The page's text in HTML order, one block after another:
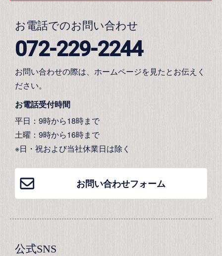
お電話でのお問い合わせ
072-229-2244
お問い合わせの際は、ホームページを見たとお伝えく
ださい。
お電話受付時間
平日：9時から18時まで
土曜：9時から16時まで
※日・祝および当社休業日は除く
お問い合わせフォーム
公式SNS